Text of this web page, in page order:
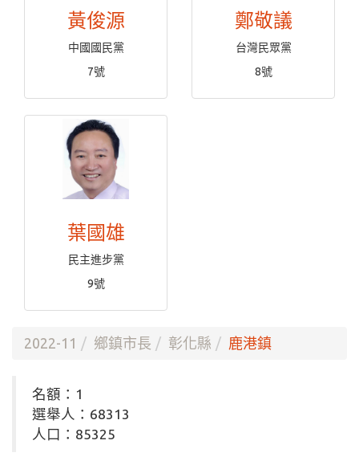
黃俊源
中國國民黨
7號
鄭敬議
台灣民眾黨
8號
葉國雄
民主進步黨
9號
2022-11 鄉鎮市長 彰化縣 鹿港鎮
名額：1
選舉人：68313
人口：85325